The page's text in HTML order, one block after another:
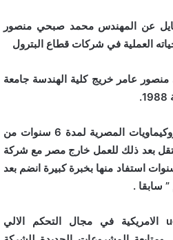
الطاقة 24 بروفايل عن المهندس محمد صبحي منصور
العملية في شركات قطاع البترول
عامر خريج كلية الهندسة جامعة
التحق بالعمل في شركة البتروكيماويات المصرية لمدة 6 سنوات من
1989وحتي عام 1993 انتقل بعد ذلك للعمل خارج مصر مع شركة
للبتروكيماويات لمدة 6 سنوات استفاد منها بخبرة كبيرة انضم بعد
سابقا .
انتقل للعمل مع شركة uop الامريكية في مجال التحكم الالي